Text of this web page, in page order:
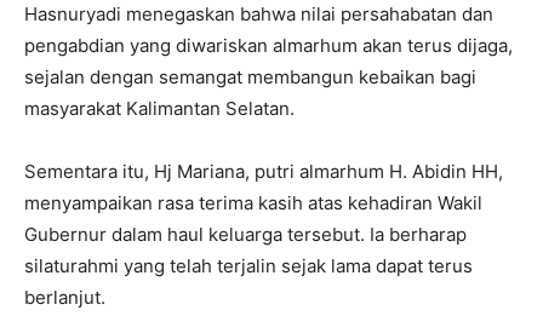
Hasnuryadi menegaskan bahwa nilai persahabatan dan
pengabdian yang diwariskan almarhum akan terus dijaga,
sejalan dengan semangat membangun kebaikan bagi
masyarakat Kalimantan Selatan.
Sementara itu, Hj Mariana, putri almarhum H. Abidin HH,
menyampaikan rasa terima kasih atas kehadiran Wakil
Gubernur dalam haul keluarga tersebut. Ia berharap
silaturahmi yang telah terjalin sejak lama dapat terus
berlanjut.